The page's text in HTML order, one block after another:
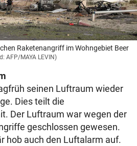
Raketenangriff im Wohngebiet Beer
AFP/MAYA LEVIN)
seinen Luftraum wieder
Dies teilt die
Der Luftraum war wegen der
geschlossen gewesen.
hob auch den Luftalarm auf.